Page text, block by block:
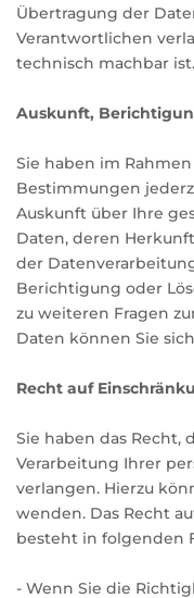
Übertragung der
Verantwortlichen
technisch machbar ist.
Auskunft,
Sie haben im
Bestimmungen
Auskunft über Ihre
Daten, deren
der
Berichtigung oder
zu weiteren Fragen
Daten können Sie
Recht auf
Sie haben das Recht,
Verarbeitung Ihrer
verlangen. Hierzu
wenden. Das Recht
besteht in folgenden
- Wenn Sie die